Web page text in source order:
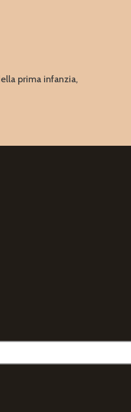
prima infanzia,